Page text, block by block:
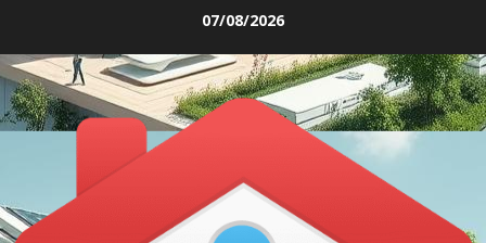
content
07/08/2026